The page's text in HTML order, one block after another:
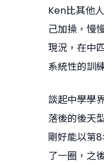
Ken比其他
己加操，慢
現況，在中
系統性的訓
談起中學學
落後的後天
剛好能以第
了一圈，之